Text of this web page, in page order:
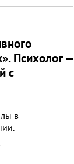
Психолог —
с
в